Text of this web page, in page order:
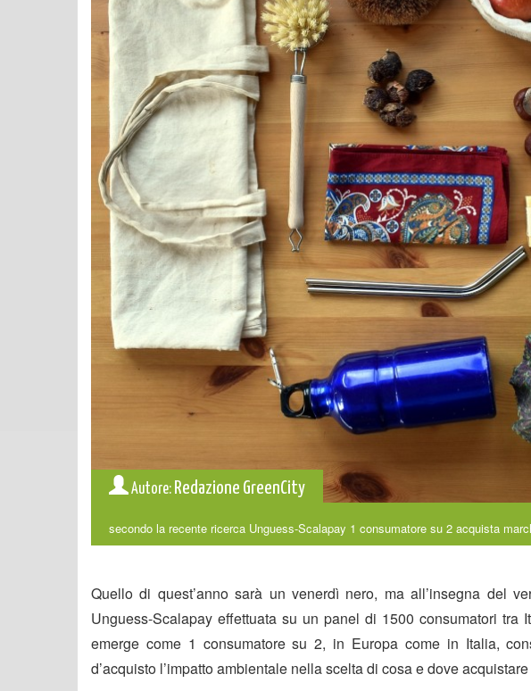
Autore: Redazione GreenCity
secondo la recente ricerca Unguess-Scalapay 1 consumatore su 2 acquista
Quello di quest’anno sarà un venerdì nero, ma all’insegna del
Unguess-Scalapay effettuata su un panel di 1500 consumatori tra
emerge come 1 consumatore su 2, in Europa come in Italia,
d’acquisto l’impatto ambientale nella scelta di cosa e dove